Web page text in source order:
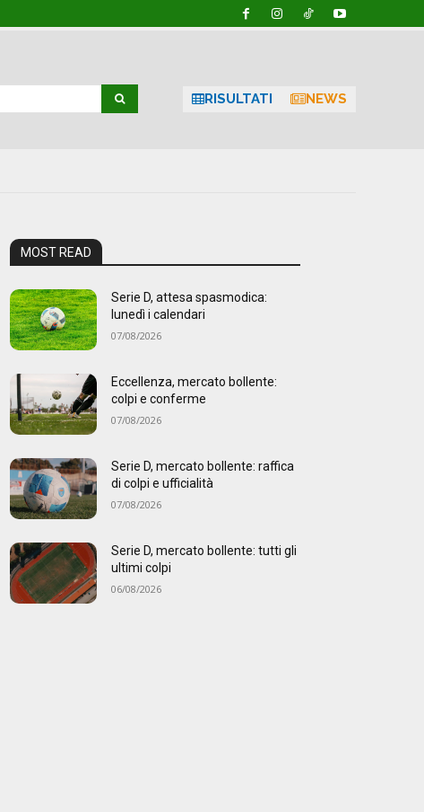
RISULTATI NEWS
MOST READ
Serie D, attesa spasmodica:
lunedì i calendari
07/08/2026
Eccellenza, mercato bollente:
colpi e conferme
07/08/2026
Serie D, mercato bollente: raffica
di colpi e ufficialità
07/08/2026
Serie D, mercato bollente: tutti gli
ultimi colpi
06/08/2026